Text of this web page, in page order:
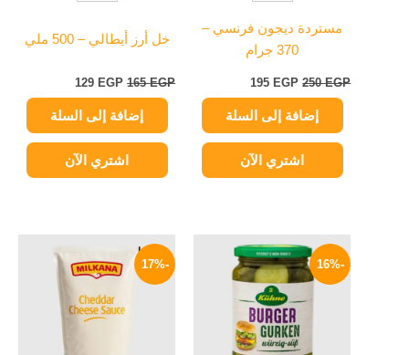
مستردة ديجون فرنسي –
370 جرام
250EGP
195 EGP
إضافة إلى السلة
اشتري الآن
خل أرز أيطالي – 500 ملي
165EGP
129 EGP
إضافة إلى السلة
اشتري الآن
-16%
السعر
الأصلي
هو:
250 EGP.
الحالي
هو:
-17%
هو:
الحالي
هو:
249 EGP.